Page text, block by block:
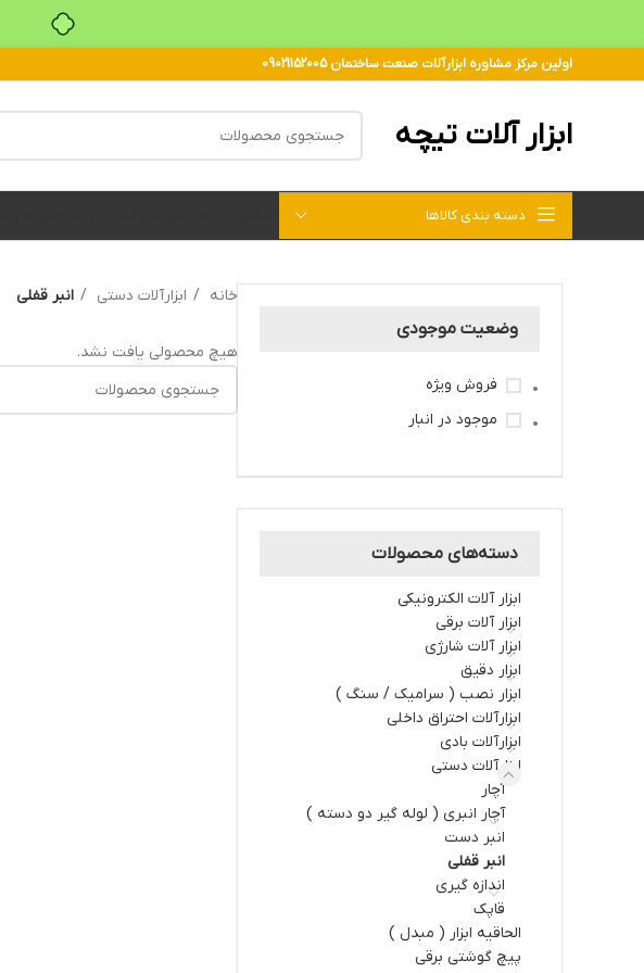
اولین مرکز مشاوره ابزارآلات صنعت ساختمان 09021152005
ابزار آلات تیچه
دسته بندی کالاها
وضعیت موجودی
فروش ویژه
موجود در انبار
دسته‌های محصولات
ابزار آلات الکترونیکی
ابزار آلات برقي
ابزار آلات شارژي
ابزار دقیق
ابزار نصب ( سرامیک / سنگ )
ابزارآلات احتراق داخلي
ابزارآلات بادی
ابزارآلات دستي
آچار
آچار انبری ( لوله گیر دو دسته )
انبر دست
انبر قفلی
اندازه گیری
قاپک
الحاقیه ابزار ( مبدل )
پیچ گوشتی برقی
خانه ابزارآلات دستي انبر قفلی
هیچ محصولی یافت نشد.